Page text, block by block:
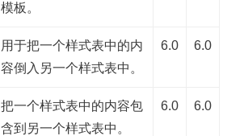
模板。
用于把一个样式表中的内
容倒入另一个样式表中。
6.0 6.0
把一个样式表中的内容包
含到另一个样式表中。
6.0 6.0